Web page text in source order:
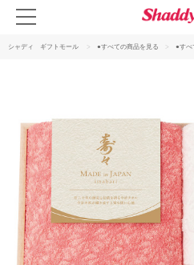
シャディ ギフトモール ●すべての商品を見る ●すべ